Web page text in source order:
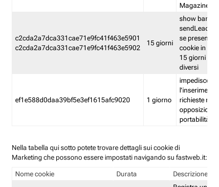
Magazine
c2cda2a7dca331cae71e9fc41f463e5901
c2cda2a7dca331cae71e9fc41f463e5902
15 giorni
show banner
sendLead
se presenti
cookie in un
15 giorni e
diversi
ef1e588d0daa39bf5e3ef1615afc9020 1 giorno
impedisce
l'inserimento
richieste
opposizione
portabilità
Nella tabella qui sotto potete trovare dettagli sui cookie di
Marketing che possono essere impostati navigando su fastweb.it:
Nome cookie Durata Descrizione